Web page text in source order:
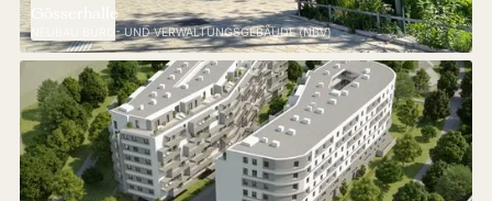
Gösserhalle
NEUBAU BÜRO- UND VERWALTUNGSGEBÄUDE (NBV)